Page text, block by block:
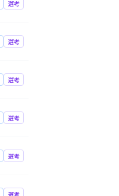
選考
選考
選考
選考
選考
選考